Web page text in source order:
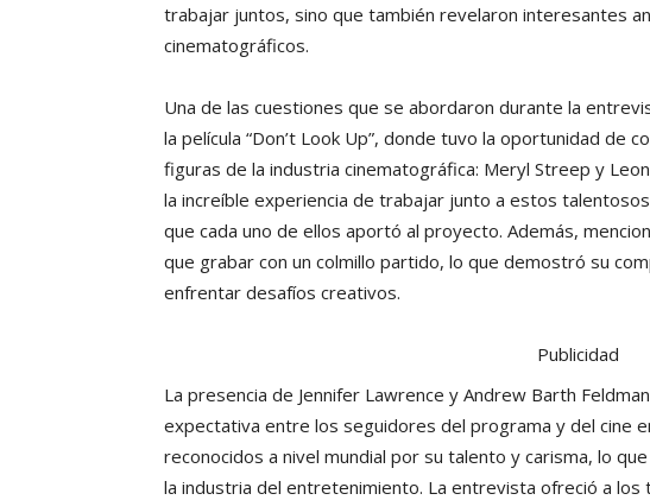
trabajar juntos, sino que también revelaron interesantes
cinematográficos.
Una de las cuestiones que se abordaron durante la
la película “Don’t Look Up”, donde tuvo la oportunidad de
figuras de la industria cinematográfica: Meryl Streep y
la increíble experiencia de trabajar junto a estos
que cada uno de ellos aportó al proyecto. Además,
que grabar con un colmillo partido, lo que demostró su
enfrentar desafíos creativos.
Publicidad
La presencia de Jennifer Lawrence y Andrew Barth
expectativa entre los seguidores del programa y del cine
reconocidos a nivel mundial por su talento y carisma, lo
la industria del entretenimiento. La entrevista ofreció a